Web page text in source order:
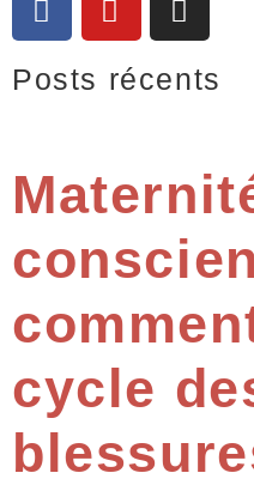
Posts récents
cycle